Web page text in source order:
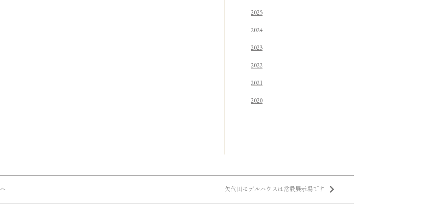
矢代田モデルハウスは常設展示場です
2025
2024
2023
2022
2021
2020